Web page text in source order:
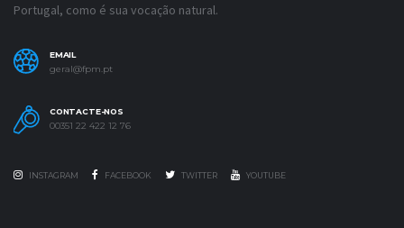
Portugal, como é sua vocação natural.
EMAIL
geral@fpm.pt
CONTACTE-NOS
00351 22 422 12 76
INSTAGRAM FACEBOOK TWITTER YOUTUBE